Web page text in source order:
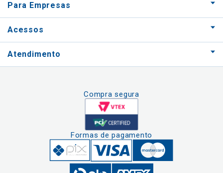
Para Empresas
Acessos
Atendimento
Compra segura
Formas de pagamento